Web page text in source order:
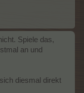
Spiele das,
an und
diesmal direkt